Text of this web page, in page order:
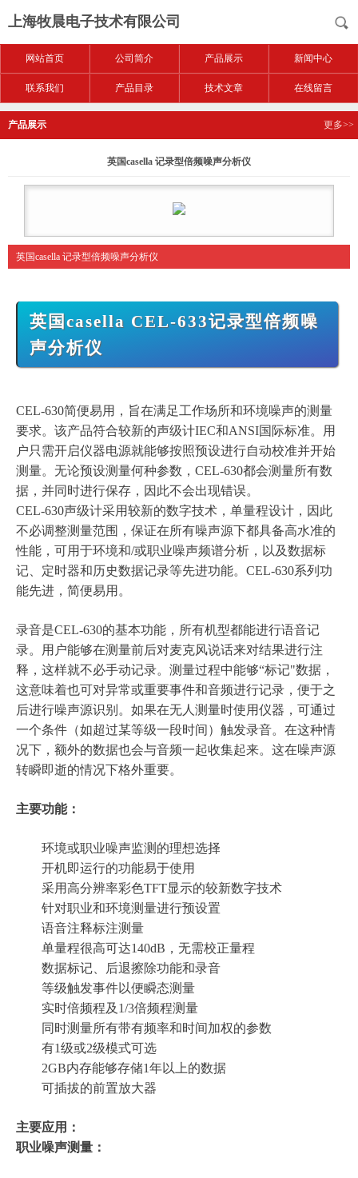
上海牧晨电子技术有限公司
网站首页 公司简介 产品展示 新闻中心
联系我们 产品目录 技术文章 在线留言
产品展示 更多>>
英国casella 记录型倍频噪声分析仪
英国casella 记录型倍频噪声分析仪
英国casella CEL-633记录型倍频噪
声分析仪
CEL-630简便易用，旨在满足工作场所和环境噪声的测量
要求。该产品符合较新的声级计IEC和ANSI国际标准。用
户只需开启仪器电源就能够按照预设进行自动校准并开始
测量。无论预设测量何种参数，CEL-630都会测量所有数
据，并同时进行保存，因此不会出现错误。
CEL-630声级计采用较新的数字技术，单量程设计，因此
不必调整测量范围，保证在所有噪声源下都具备高水准的
性能，可用于环境和/或职业噪声频谱分析，以及数据标
记、定时器和历史数据记录等先进功能。CEL-630系列功
能先进，简便易用。
录音是CEL-630的基本功能，所有机型都能进行语音记
录。用户能够在测量前后对麦克风说话来对结果进行注
释，这样就不必手动记录。测量过程中能够“标记"数据，
这意味着也可对异常或重要事件和音频进行记录，便于之
后进行噪声源识别。如果在无人测量时使用仪器，可通过
一个条件（如超过某等级一段时间）触发录音。在这种情
况下，额外的数据也会与音频一起收集起来。这在噪声源
转瞬即逝的情况下格外重要。
主要功能：
环境或职业噪声监测的理想选择
开机即运行的功能易于使用
采用高分辨率彩色TFT显示的较新数字技术
针对职业和环境测量进行预设置
语音注释标注测量
单量程很高可达140dB，无需校正量程
数据标记、后退擦除功能和录音
等级触发事件以便瞬态测量
实时倍频程及1/3倍频程测量
同时测量所有带有频率和时间加权的参数
有1级或2级模式可选
2GB内存能够存储1年以上的数据
可插拔的前置放大器
主要应用：
职业噪声测量：